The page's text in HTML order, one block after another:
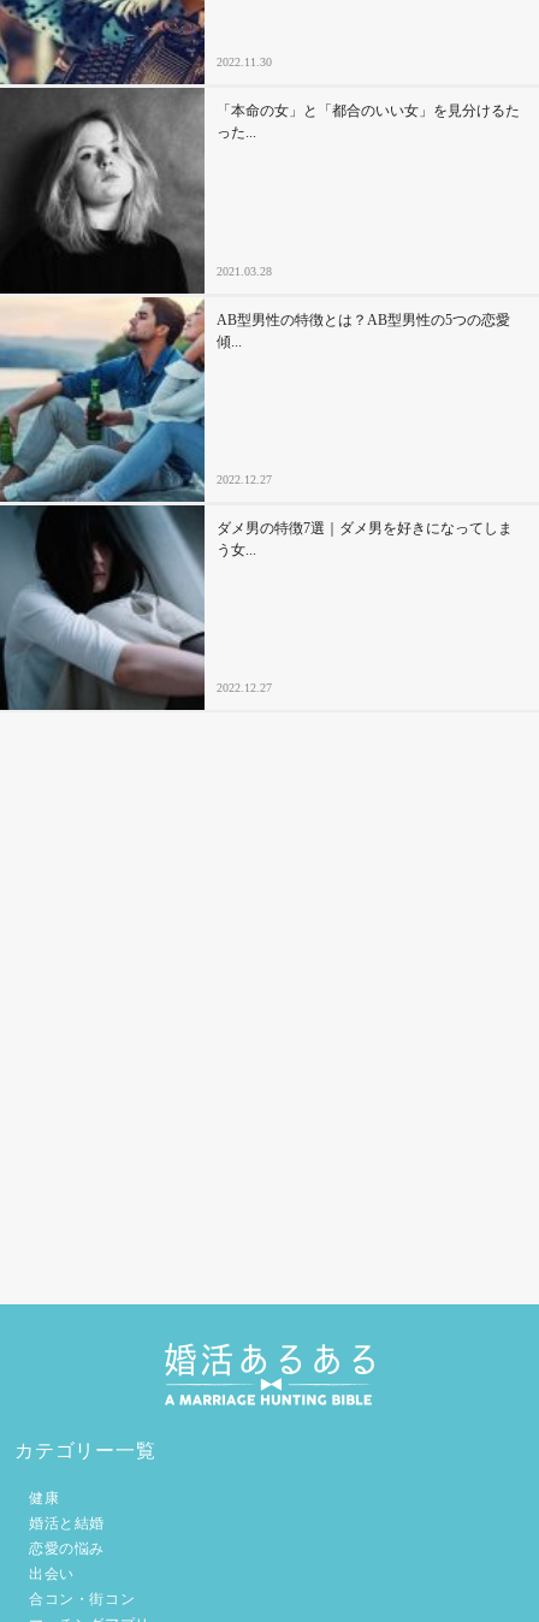
2022.11.30
「本命の女」と「都合のいい女」を見分けるた
った...
2021.03.28
AB型男性の特徴とは？AB型男性の5つの恋愛
傾...
2022.12.27
ダメ男の特徴7選｜ダメ男を好きになってしま
う女...
2022.12.27
カテゴリー一覧
健康
婚活と結婚
恋愛の悩み
出会い
合コン・街コン